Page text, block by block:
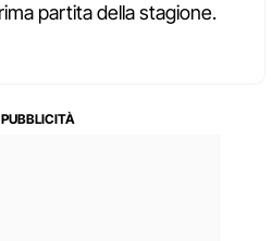
partita della stagione.